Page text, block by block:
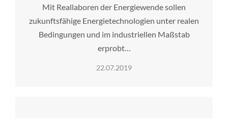
Mit Reallaboren der Energiewende sollen
zukunftsfähige Energietechnologien unter realen
Bedingungen und im industriellen Maßstab
erprobt…
22.07.2019